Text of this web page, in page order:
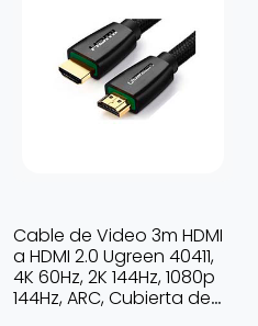
Cable de Video 3m HDMI
a HDMI 2.0 Ugreen 40411,
4K 60Hz, 2K 144Hz, 1080p
144Hz, ARC, Cubierta de